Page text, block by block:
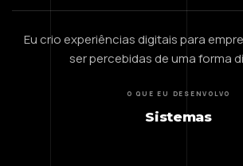
Eu crio experiências digitais para
ser percebidas de uma forma
O QUE EU DESENVOLVO
Sistemas